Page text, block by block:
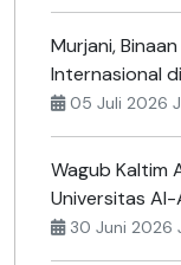
Murjani,
Internasional
05 Juli 2026
Wagub Kaltim
Universitas Al-
30 Juni 2026